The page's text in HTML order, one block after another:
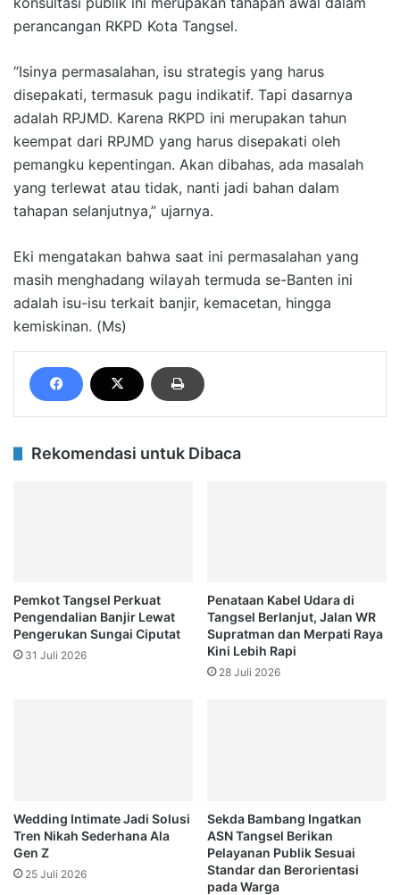
perancangan RKPD Kota Tangsel.
“Isinya permasalahan, isu strategis yang harus
disepakati, termasuk pagu indikatif. Tapi dasarnya
adalah RPJMD. Karena RKPD ini merupakan tahun
keempat dari RPJMD yang harus disepakati oleh
pemangku kepentingan. Akan dibahas, ada masalah
yang terlewat atau tidak, nanti jadi bahan dalam
tahapan selanjutnya,” ujarnya.
Eki mengatakan bahwa saat ini permasalahan yang
masih menghadang wilayah termuda se-Banten ini
adalah isu-isu terkait banjir, kemacetan, hingga
kemiskinan. (Ms)
Rekomendasi untuk Dibaca
Pemkot Tangsel Perkuat
Pengendalian Banjir Lewat
Pengerukan Sungai Ciputat
31 Juli 2026
Penataan Kabel Udara di
Tangsel Berlanjut, Jalan WR
Supratman dan Merpati Raya
Kini Lebih Rapi
28 Juli 2026
Wedding Intimate Jadi Solusi
Tren Nikah Sederhana Ala
Gen Z
25 Juli 2026
Sekda Bambang Ingatkan
ASN Tangsel Berikan
Pelayanan Publik Sesuai
Standar dan Berorientasi
pada Warga